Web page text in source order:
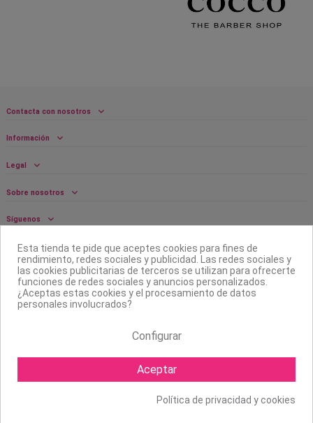
Contacta con nosotros
Información
Legal
Sobre nosotros
Síguenos
Boletín
Esta tienda te pide que aceptes cookies para fines de
rendimiento, redes sociales y publicidad. Las redes sociales y
las cookies publicitarias de terceros se utilizan para ofrecerte
funciones de redes sociales y anuncios personalizados.
¿Aceptas estas cookies y el procesamiento de datos
personales involucrados?
Configurar
Aceptar
Política de privacidad y cookies